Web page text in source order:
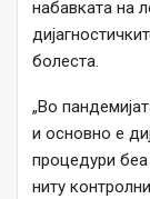
набавката на
болеста.
„Во
и основно е
процедури
ниту